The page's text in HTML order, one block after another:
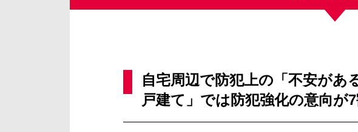
自宅周辺で防犯上の「不安があ
戸建て」では防犯強化の意向が